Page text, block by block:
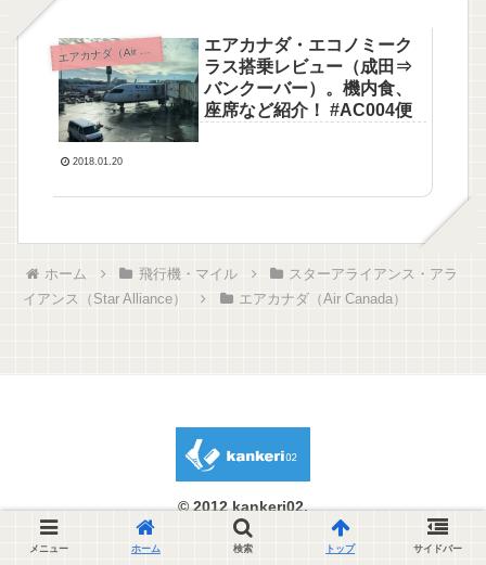
エ アカナダ（Air Canada）
エアカナダ・エコノミーク
ラス搭乗レビュー（成田⇒
バンクーバー）。機内食、
座席など紹介！ #AC004便
2018.01.20
ホーム 飛行機・マイル
スターアライアンス・アラ
イアンス（Star Alliance）
エアカナダ（Air Canada）
© 2012 kankeri02.
メニュー ホーム 検索 トップ サイドバー